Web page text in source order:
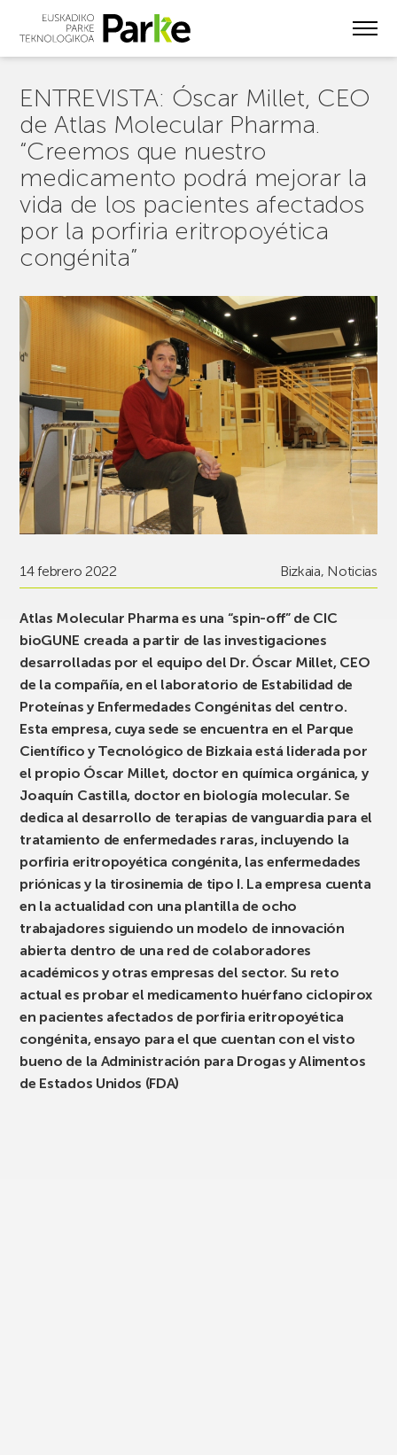
ENTREVISTA: Óscar Millet, CEO
de Atlas Molecular Pharma.
“Creemos que nuestro
medicamento podrá mejorar la
vida de los pacientes afectados
por la porfiria eritropoyética
congénita”
14 febrero 2022 Bizkaia, Noticias
Atlas Molecular Pharma es una “spin-off” de CIC
bioGUNE creada a partir de las investigaciones
desarrolladas por el equipo del Dr. Óscar Millet, CEO
de la compañía, en el laboratorio de Estabilidad de
Proteínas y Enfermedades Congénitas del centro.
Esta empresa, cuya sede se encuentra en el Parque
Científico y Tecnológico de Bizkaia está liderada por
el propio Óscar Millet, doctor en química orgánica, y
Joaquín Castilla, doctor en biología molecular. Se
dedica al desarrollo de terapias de vanguardia para el
tratamiento de enfermedades raras, incluyendo la
porfiria eritropoyética congénita, las enfermedades
priónicas y la tirosinemia de tipo I. La empresa cuenta
en la actualidad con una plantilla de ocho
trabajadores siguiendo un modelo de innovación
abierta dentro de una red de colaboradores
académicos y otras empresas del sector. Su reto
actual es probar el medicamento huérfano ciclopirox
en pacientes afectados de porfiria eritropoyética
congénita, ensayo para el que cuentan con el visto
bueno de la Administración para Drogas y Alimentos
de Estados Unidos (FDA)